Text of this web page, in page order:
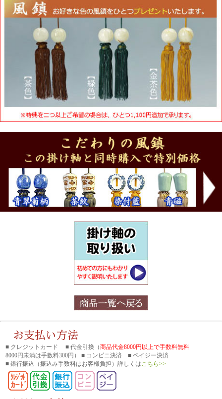
■ クレジットカード ■ 代金引換（商品代金8000円以上で手数料無料
8000円未満は手数料300円） ■ コンビニ決済 ■ ペイジー決済
■ 銀行振込 （振込み手数料はお客様負担）詳しくは こちら>>